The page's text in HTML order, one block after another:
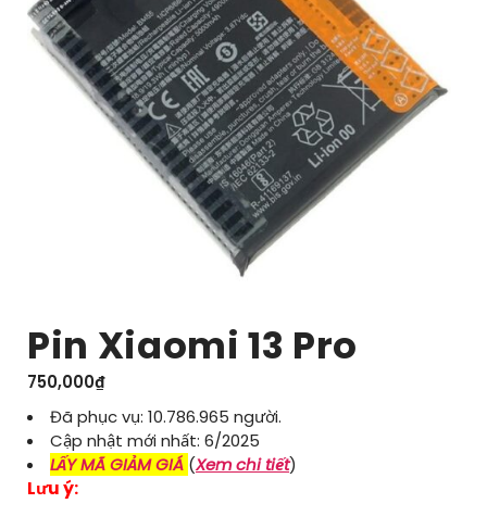
Pin Xiaomi 13 Pro
750,000₫
Đã phục vụ: 10.786.965 người.
Cập nhật mới nhất: 6/2025
LẤY MÃ GIẢM GIÁ (Xem chi tiết)
Lưu ý: